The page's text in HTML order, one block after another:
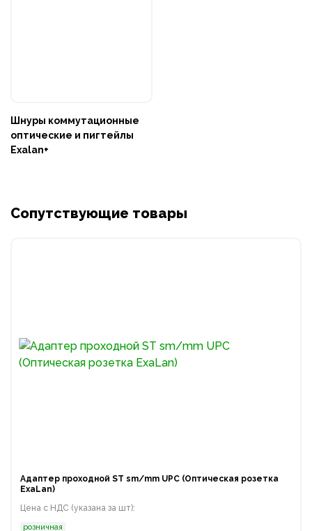
Шнуры коммутационные
оптические и пигтейлы
Exalan+
Сопутствующие товары
Адаптер проходной ST sm/mm UPC (Оптическая розетка
ExaLan)
Цена с НДС (указана за шт):
розничная